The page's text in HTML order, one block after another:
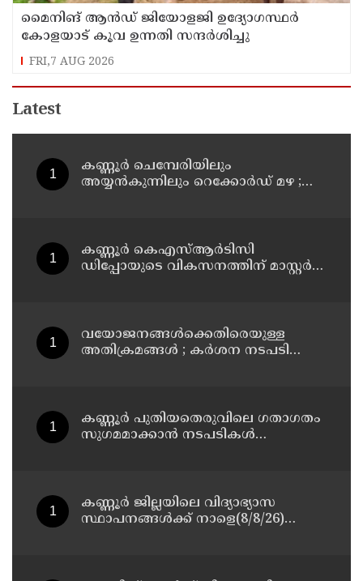
മൈനിങ് ആൻഡ്​ ജിയോളജി ഉദ്യോഗസ്ഥർ
കോളയാട് കൂവ ഉന്നതി സന്ദർശിച്ചു
FRI,7 AUG 2026
Latest
കണ്ണൂർ ചെമ്പേരിയിലും
അയ്യൻകുന്നിലും റെക്കോർഡ് മഴ ;
കണ്ണൂർ കെഎസ്ആർടിസി
ഡിപ്പോയുടെ വികസനത്തിന് മാസ്റ്റർ
വയോജനങ്ങൾക്കെതിരെയുള്ള
അതിക്രമങ്ങൾ ; കർശന നടപടി
കണ്ണൂർ പുതിയതെരുവിലെ ഗതാഗതം
സുഗമമാക്കാന്‍ നടപടികള്‍
കണ്ണൂർ ജില്ലയിലെ വിദ്യാഭ്യാസ
സ്ഥാപനങ്ങള്‍ക്ക് നാളെ(8/8/26)